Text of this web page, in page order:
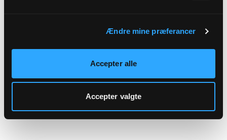
Ændre mine præferancer
Accepter alle
Accepter valgte